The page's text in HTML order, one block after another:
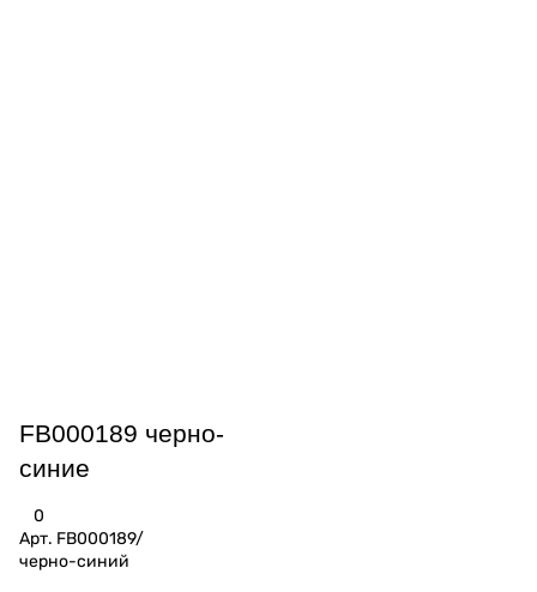
FB000189 черно-
синие
0
Арт. FB000189/
черно-синий